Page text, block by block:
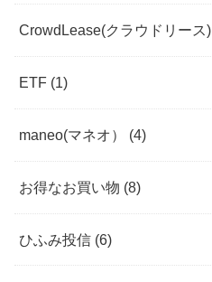
CrowdLease(クラウドリース)
ETF (1)
maneo(マネオ） (4)
お得なお買い物 (8)
ひふみ投信 (6)